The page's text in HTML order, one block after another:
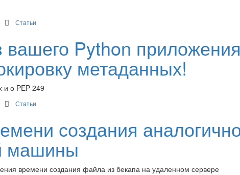
Статьи
Python
метаданных!
и о PEP-249
Статьи
создания
машины
времени создания файла из бекапа на удаленном сервере